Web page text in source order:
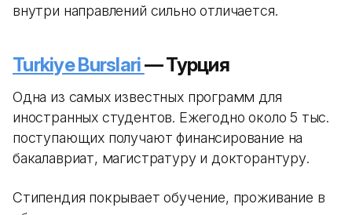
внутри направлений сильно отличается.
Turkiye Burslari— Турция
Одна из самых известных программ для
иностранных студентов. Ежегодно около 5 тыс.
поступающих получают финансирование на
бакалавриат, магистратуру и докторантуру.
Стипендия покрывает обучение, проживание в